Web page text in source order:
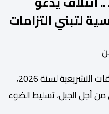
لتبني التزامات
الجبلية
مع اقتراب الاستحقاقات التشريعية لسنة 2026،
من أجل الجبل، تسليط الضوء